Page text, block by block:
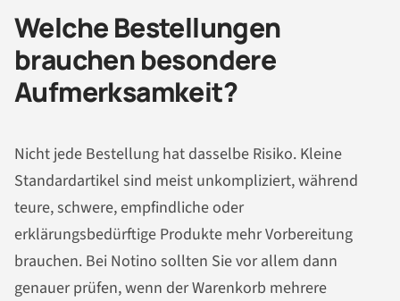
Welche Bestellungen
brauchen besondere
Aufmerksamkeit?
Nicht jede Bestellung hat dasselbe Risiko. Kleine
Standardartikel sind meist unkompliziert, während
teure, schwere, empfindliche oder
erklärungsbedürftige Produkte mehr Vorbereitung
brauchen. Bei Notino sollten Sie vor allem dann
genauer prüfen, wenn der Warenkorb mehrere